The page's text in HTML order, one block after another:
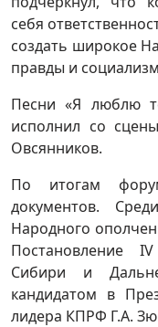
себя
создать широкое
правды и
Песни «Я люблю
исполнил со
Овсянников.
По итогам
документов.
Народного
Постановление
Сибири и
кандидатом в
лидера КПРФ Г.А.